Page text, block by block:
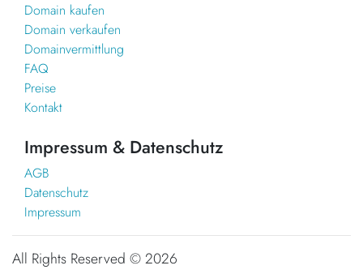
Domain kaufen
Domain verkaufen
Domainvermittlung
FAQ
Preise
Kontakt
Impressum & Datenschutz
AGB
Datenschutz
Impressum
All Rights Reserved ©2026